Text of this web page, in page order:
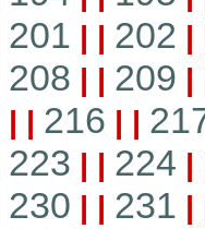
201 | | 202 |
208 | | 209 |
| | 216 | |
223 | | 224 |
230 | | 231 |